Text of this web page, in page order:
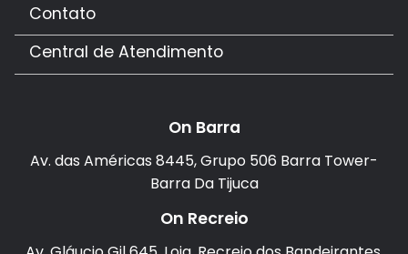
Contato
Central de Atendimento
On Barra
Av. das Américas 8445, Grupo 506 Barra Tower-
Barra Da Tijuca
On Recreio